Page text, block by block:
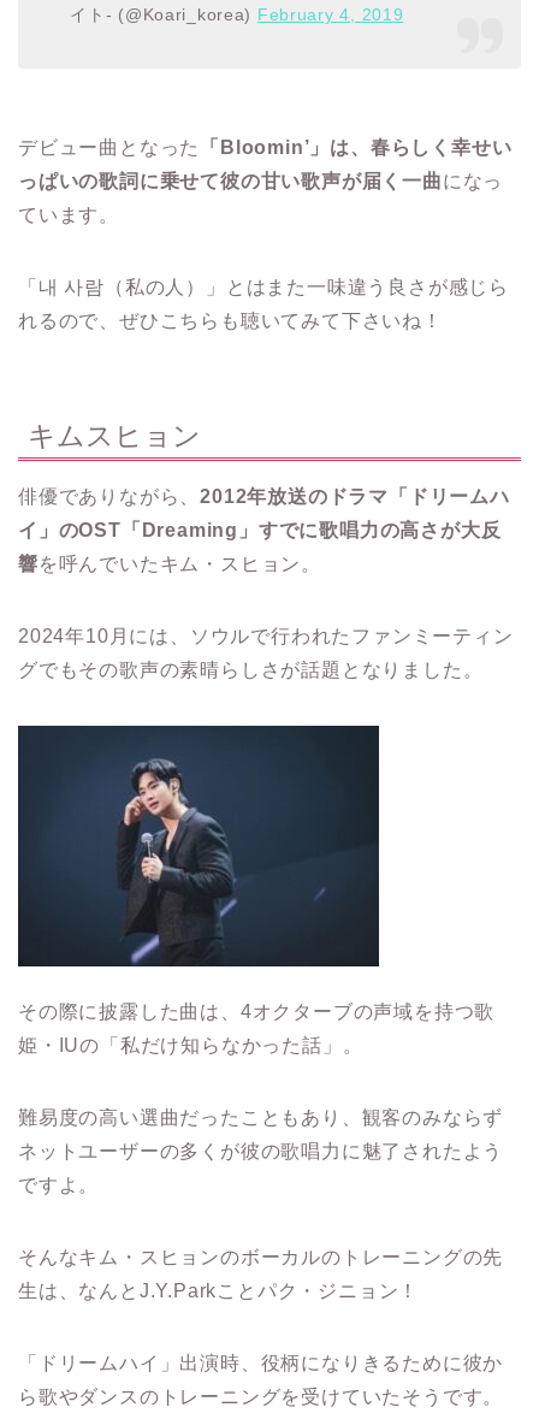
イト- (@Koari_korea) February 4, 2019
デビュー曲となった
「Bloomin’」は、春らしく幸せい
っぱいの歌詞に乗せて彼の甘い歌声が届く一曲になっ
ています。
「내 사람（私の人）」とはまた一味違う良さが感じら
れるので、ぜひこちらも聴いてみて下さいね！
キムスヒョン
俳優でありながら、2012年放送のドラマ「ドリームハ
イ」のOST「Dreaming」すでに歌唱力の高さが大反
響を呼んでいたキム・スヒョン。
2024年10月には、ソウルで行われたファンミーティン
グでもその歌声の素晴らしさが話題となりました。
その際に披露した曲は、4オクターブの声域を持つ歌
姫・IUの「私だけ知らなかった話」。
難易度の高い選曲だったこともあり、観客のみならず
ネットユーザーの多くが彼の歌唱力に魅了されたよう
ですよ。
そんなキム・スヒョンのボーカルのトレーニングの先
生は、なんとJ.Y.Parkことパク・ジニョン！
「ドリームハイ」出演時、役柄になりきるために彼か
ら歌やダンスのトレーニングを受けていたそうです。